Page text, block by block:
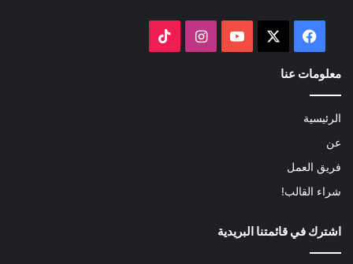
فيسبوك ‫YouTubeانستقرام
معلومات عنا
الرئيسية
عن
فريق العمل
شراء القالب!
اشترك في قائمتنا البريدية